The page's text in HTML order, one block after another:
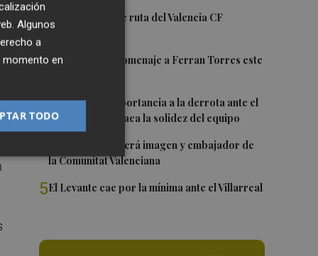
1 La nueva hoja de ruta del Valencia CF
2 Foios rendirá homenaje a Ferran Torres este
3Sotelo resta importancia a la derrota ante el
Villarreal y destaca la solidez del equipo
Ferran Torres será imagen y embajador de
la Comunitat Valenciana
5El Levante cae por la mínima ante el Villarreal
Algunos
a
momento en
TODO